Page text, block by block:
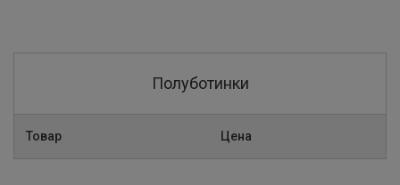
Полуботинки
Товар Цена